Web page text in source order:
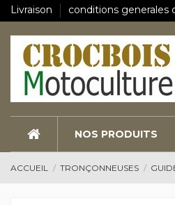
Livraison conditions generales
NOS PRODUITS
ACCUEIL TRONÇONNEUSES